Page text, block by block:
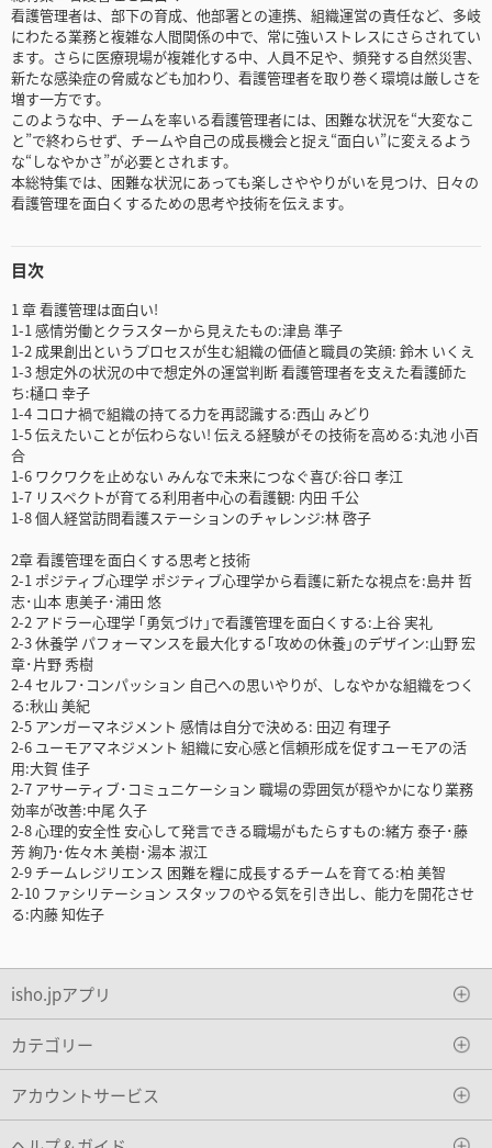
看護管理者は、部下の育成、他部署との連携、組織運営の責任など、多岐
にわたる業務と複雑な人間関係の中で、常に強いストレスにさらされてい
ます。さらに医療現場が複雑化する中、人員不足や、頻発する自然災害、
新たな感染症の脅威なども加わり、看護管理者を取り巻く環境は厳しさを
増す一方です。
このような中、チームを率いる看護管理者には、困難な状況を“大変なこ
と”で終わらせず、チームや自己の成長機会と捉え“面白い”に変えるよう
な“しなやかさ”が必要とされます。
本総特集では、困難な状況にあっても楽しさややりがいを見つけ、日々の
看護管理を面白くするための思考や技術を伝えます。
目次
1 章 看護管理は面白い!
1-1 感情労働とクラスターから見えたもの:津島 準子
1-2 成果創出というプロセスが生む組織の価値と職員の笑顔: 鈴木 いくえ
1-3 想定外の状況の中で想定外の運営判断 看護管理者を支えた看護師た
ち:樋口 幸子
1-4 コロナ禍で組織の持てる力を再認識する:西山 みどり
1-5 伝えたいことが伝わらない! 伝える経験がその技術を高める:丸池 小百
合
1-6 ワクワクを止めない みんなで未来につなぐ喜び:谷口 孝江
1-7 リスペクトが育てる利用者中心の看護観: 内田 千公
1-8 個人経営訪問看護ステーションのチャレンジ:林 啓子
2章 看護管理を面白くする思考と技術
2-1 ポジティブ心理学 ポジティブ心理学から看護に新たな視点を:島井 哲
志･山本 恵美子･浦田 悠
2-2 アドラー心理学 ｢勇気づけ｣で看護管理を面白くする:上谷 実礼
2-3 休養学 パフォーマンスを最大化する｢攻めの休養｣のデザイン:山野 宏
章･片野 秀樹
2-4 セルフ･コンパッション 自己への思いやりが、しなやかな組織をつく
る:秋山 美紀
2-5 アンガーマネジメント 感情は自分で決める: 田辺 有理子
2-6 ユーモアマネジメント 組織に安心感と信頼形成を促すユーモアの活
用:大賀 佳子
2-7 アサーティブ･コミュニケーション 職場の雰囲気が穏やかになり業務
効率が改善:中尾 久子
2-8 心理的安全性 安心して発言できる職場がもたらすもの:緒方 泰子･藤
芳 絢乃･佐々木 美樹･湯本 淑江
2-9 チームレジリエンス 困難を糧に成長するチームを育てる:柏 美智
2-10 ファシリテーション スタッフのやる気を引き出し、能力を開花させ
る:内藤 知佐子
isho.jpアプリ
カテゴリー
アカウントサービス